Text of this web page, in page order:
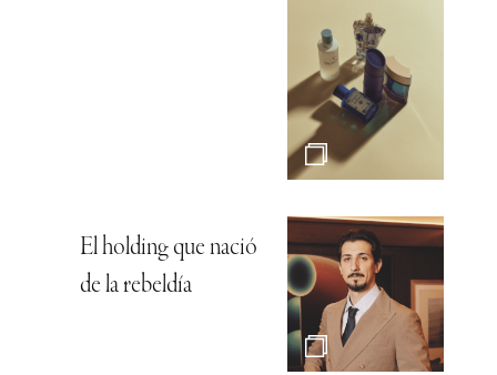
El holding que nació
de la rebeldía